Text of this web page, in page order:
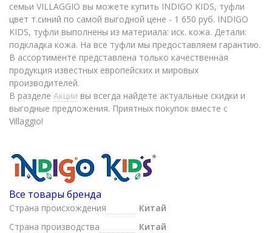
семьи VILLAGGIO вы можете купить INDIGO KIDS, туфли
цвет т.синий по самой выгодной цене - 1 650 руб. INDIGO
KIDS, туфли выполнены из материала: иск. кожа. Детали:
подкладка кожа. На все туфли мы предоставляем гарантию.
В ассортименте представлена только качественная
продукция известных европейских и мировых
производителей.
В разделе Акции вы всегда найдете актуальные скидки и
выгодные предложения. Приятных покупок вместе с
Villaggio!
Все товары бренда
Страна происхождения
Китай
Страна производства
Китай